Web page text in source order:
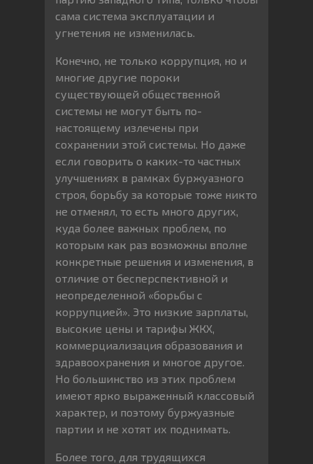
сама система эксплуатации и
угнетения не изменилась.
Конечно, не только коррупция, но и
многие другие пороки
существующей общественной
системы не могут быть по-
настоящему излечены при
сохранении этой системы. Но даже
если говорить о каких-то частных
улучшениях в рамках буржуазного
строя, борьбу за которые тоже никто
не отменял, то есть много других,
куда более важных проблем, по
которым как раз возможны вполне
конкретные решения и изменения, в
отличие от бесперспективной и
неопределенной «борьбы с
коррупцией». Это низкие зарплаты,
высокие цены и тарифы ЖКХ,
коммерциализация образования и
здравоохранения и многое другое.
Но большинство из этих проблем
имеют ярко выраженный классовый
характер, и поэтому буржуазные
партии и не хотят их поднимать.
Более того, для трудящихся